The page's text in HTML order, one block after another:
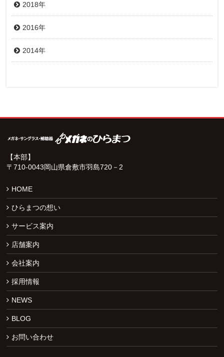
2018年
2016年
2014年
【本部】
〒710-0043岡山県倉敷市羽島720－2
HOME
ひらまつの想い
サービス案内
店舗案内
会社案内
採用情報
NEWS
BLOG
お問い合わせ